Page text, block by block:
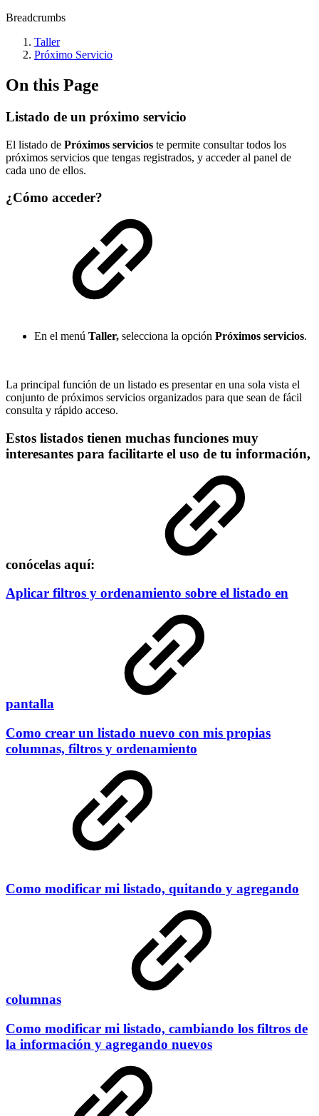
Breadcrumbs
Taller
Próximo Servicio
On this Page
Listado de un próximo servicio
El listado de Próximos servicios te permite consultar todos los
próximos servicios que tengas registrados, y acceder al panel de
cada uno de ellos.
¿Cómo acceder?
En el menú Taller, selecciona la opción Próximos servicios.
La principal función de un listado es presentar en una sola vista el
conjunto de próximos servicios organizados para que sean de fácil
consulta y rápido acceso.
Estos listados tienen muchas funciones muy
interesantes para facilitarte el uso de tu información,
conócelas aquí:
Aplicar filtros y ordenamiento sobre el listado en
pantalla
Como crear un listado nuevo con mis propias
columnas, filtros y ordenamiento
Como modificar mi listado, quitando y agregando
columnas
Como modificar mi listado, cambiando los filtros de
la información y agregando nuevos